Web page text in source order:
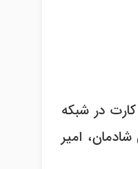
در شبکه
امیر